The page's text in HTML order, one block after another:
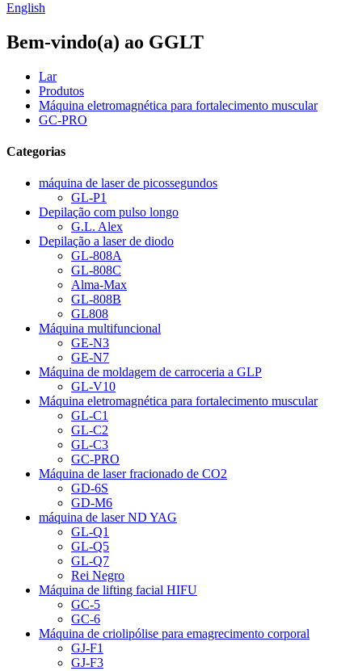
English
Bem-vindo(a) ao GGLT
Lar
Produtos
Máquina eletromagnética para fortalecimento muscular
GC-PRO
Categorias
máquina de laser de picossegundos
GL-P1
Depilação com pulso longo
G.L. Alex
Depilação a laser de diodo
GL-808A
GL-808C
Alma-Max
GL-808B
GL808
Máquina multifuncional
GE-N3
GE-N7
Máquina de moldagem de carroceria a GLP
GL-V10
Máquina eletromagnética para fortalecimento muscular
GL-C1
GL-C2
GL-C3
GC-PRO
Máquina de laser fracionado de CO2
GD-6S
GD-M6
máquina de laser ND YAG
GL-Q1
GL-Q5
GL-Q7
Rei Negro
Máquina de lifting facial HIFU
GC-5
GC-6
Máquina de criolipólise para emagrecimento corporal
GJ-F1
GJ-F3